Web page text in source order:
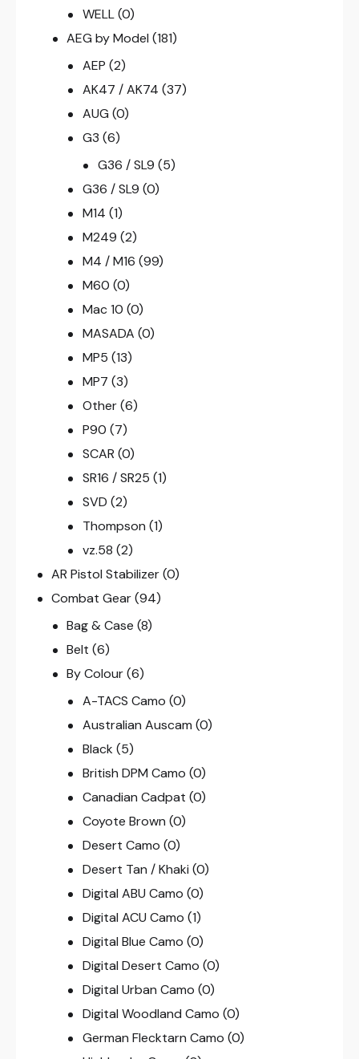
WELL (0)
AEG by Model (181)
AEP (2)
AK47 / AK74 (37)
AUG (0)
G3 (6)
G36 / SL9 (5)
G36 / SL9 (0)
M14 (1)
M249 (2)
M4 / M16 (99)
M60 (0)
Mac 10 (0)
MASADA (0)
MP5 (13)
MP7 (3)
Other (6)
P90 (7)
SCAR (0)
SR16 / SR25 (1)
SVD (2)
Thompson (1)
vz.58 (2)
AR Pistol Stabilizer(0)
Combat Gear(94)
Bag & Case (8)
Belt (6)
By Colour (6)
A-TACS Camo (0)
Australian Auscam (0)
Black (5)
British DPM Camo (0)
Canadian Cadpat (0)
Coyote Brown (0)
Desert Camo (0)
Desert Tan / Khaki (0)
Digital ABU Camo (0)
Digital ACU Camo (1)
Digital Blue Camo (0)
Digital Desert Camo (0)
Digital Urban Camo (0)
Digital Woodland Camo (0)
German Flecktarn Camo (0)